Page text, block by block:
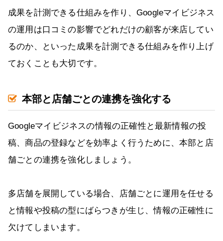
成果を計測できる仕組みを作り、Googleマイビジネス
の運用は口コミの影響でどれだけの顧客が来店してい
るのか、といった成果を計測できる仕組みを作り上げ
ておくことも大切です。
本部と店舗ごとの連携を強化する
Googleマイビジネスの情報の正確性と最新情報の投
稿、商品の登録などを効率よく行うために、本部と店
舗ごとの連携を強化しましょう。
多店舗を展開している場合、店舗ごとに運用を任せる
と情報や投稿の型にばらつきが生じ、情報の正確性に
欠けてしまいます。